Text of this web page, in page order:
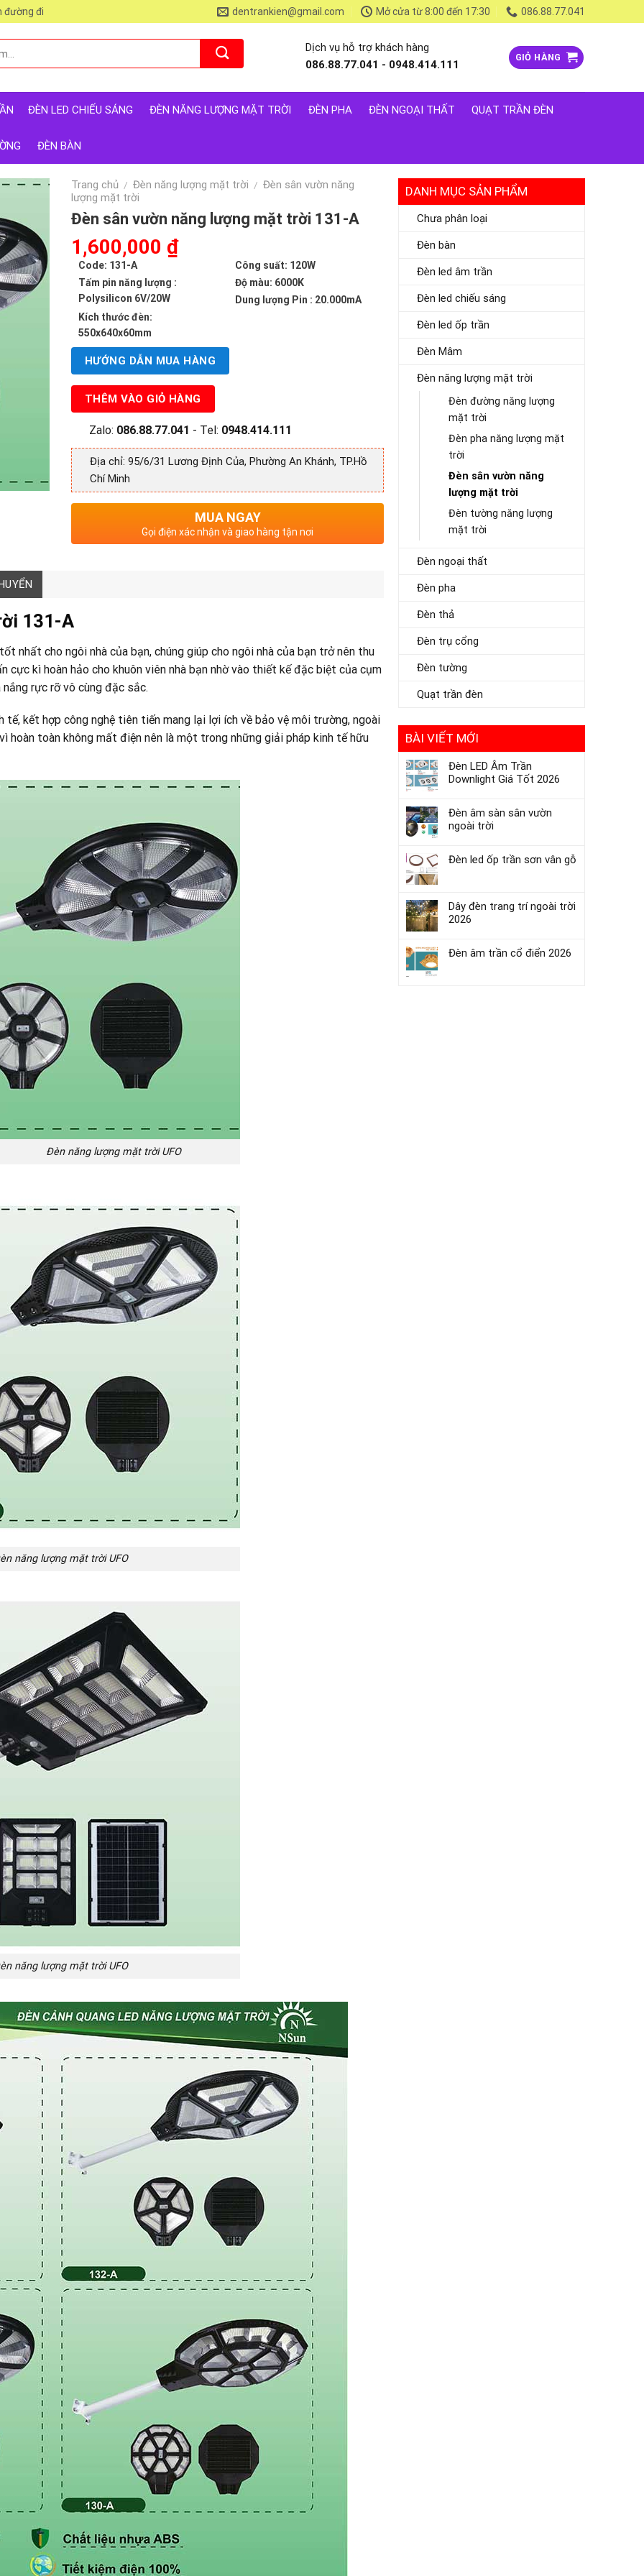
đường đi dentrankien@gmail.com Mở cửa từ 8:00 đến 17:30 086.88.77.041
Dịch vụ hỗ trợ khách hàng
086.88.77.041 - 0948.414.111
GIỎ HÀNG
ĐÈN LED CHIẾU SÁNG ĐÈN NĂNG LƯỢNG MẶT TRỜI ĐÈN PHA ĐÈN NGOẠI THẤT QUẠT TRẦN ĐÈN
ĐÈN BÀN
DANH MỤC SẢN PHẨM
Chưa phân loại
Đèn bàn
Đèn led âm trần
Đèn led chiếu sáng
Đèn led ốp trần
Đèn Mâm
Đèn năng lượng mặt trời
Đèn đường năng lượng
mặt trời
Đèn pha năng lượng mặt
trời
Đèn sân vườn năng
lượng mặt trời
Đèn tường năng lượng
mặt trời
Đèn ngoại thất
Đèn pha
Đèn thả
Đèn trụ cổng
Đèn tường
Quạt trần đèn
BÀI VIẾT MỚI
Đèn LED Âm Trần
Downlight Giá Tốt 2026
Đèn âm sàn sân vườn
ngoài trời
Đèn led ốp trần sơn vân gỗ
Dây đèn trang trí ngoài trời
2026
Đèn âm trần cổ điển 2026
Trang chủ / Đèn năng lượng mặt trời / Đèn sân vườn năng
lượng mặt trời
Đèn sân vườn năng lượng mặt trời 131-A
Giá
gốc
là:
3,277,000 ₫.
1,600,000 ₫Giá
Code: 131-A
Công suất: 120W
Tấm pin năng lượng :
Polysilicon 6V/20W
Độ màu: 6000K
Dung lượng Pin : 20.000mA
Kích thước đèn:
550x640x60mm
HƯỚNG DẪN MUA HÀNG
THÊM VÀO GIỎ HÀNG
Zalo: 086.88.77.041 - Tel: 0948.414.111
Địa chỉ: 95/6/31 Lương Định Của, Phường An Khánh, TP.Hồ
Chí Minh
MUA NGAY
Gọi điện xác nhận và giao hàng tận nơi
131-A
nhất cho ngôi nhà của bạn, chúng giúp cho ngôi nhà của bạn trở nên thu
cực kì hoàn hảo cho khuôn viên nhà bạn nhờ vào thiết kế đặc biệt của cụm
rực rỡ vô cùng đặc sắc.
kết hợp công nghệ tiên tiến mang lại lợi ích về bảo vệ môi trường, ngoài
hoàn toàn không mất điện nên là một trong những giải pháp kinh tế hữu
lượng mặt trời UFO
năng lượng mặt trời UFO
năng lượng mặt trời UFO